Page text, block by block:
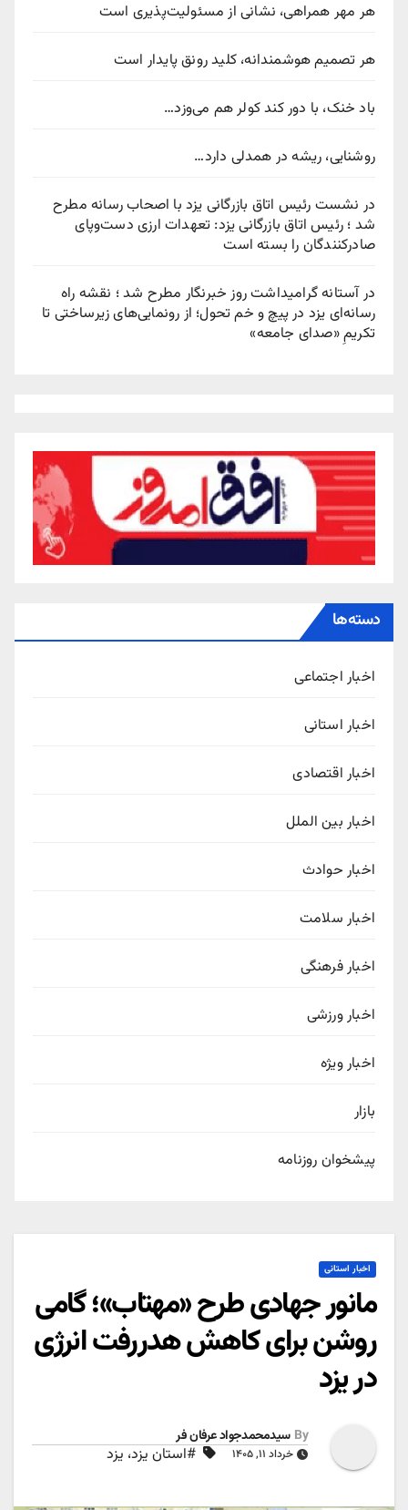
هر مهر همراهی، نشانی از مسئولیت‌پذیری است
هر تصمیم هوشمندانه، کلید رونق پایدار است
باد خنک، با دور کند کولر هم می‌وزد…
روشنایی، ریشه در همدلی دارد…
در نشست رئیس اتاق بازرگانی یزد با اصحاب رسانه مطرح
شد ؛ رئیس اتاق بازرگانی یزد: تعهدات ارزی دست‌وپای
صادرکنندگان را بسته است
در آستانه گرامیداشت روز خبرنگار مطرح شد ؛ نقشه راه
رسانه‌ای یزد در پیچ‌ و خم تحول؛ از رونمایی‌های زیرساختی تا
تکریمِ «صدای جامعه»
دسته‌ها
اخبار اجتماعی
اخبار استانی
اخبار اقتصادی
اخبار بین الملل
اخبار حوادث
اخبار سلامت
اخبار فرهنگی
اخبار ورزشی
اخبار ویژه
بازار
پیشخوان روزنامه
اخبار استانی
مانور جهادی طرح «مهتاب»؛ گامی
روشن برای کاهش هدررفت انرژی
در یزد
By سیدمحمدجواد عرفان فر
خرداد ۱۱, ۱۴۰۵ #استان یزد، یزد